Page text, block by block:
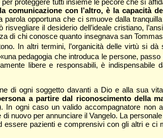
comunicazione con l’altro, è la capacità
parola opportuna che ci smuove dalla
il desiderio dell’ideale cristiano,
di chi conosce quanto insegnava san
In altri termini, l’organicità delle virtù si dà
pedagogia che introduca le persone,
libere e responsabili, è
di ogni soggetto davanti a Dio e alla sua
a partire dal riconoscimento della
. In ogni caso un valido accompagnatore non
nuovo per annunciare il Vangelo. La
pazienti e comprensivi con gli altri e